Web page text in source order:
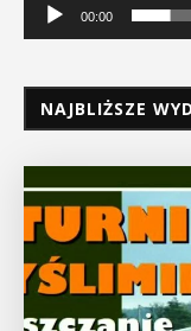
00:00
NAJBLIŻSZE